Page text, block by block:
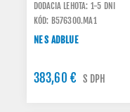
DODACIA LEHOTA: 1-5 DNI
KÓD: B576300.MA1
NE S ADBLUE
383,60 € S DPH